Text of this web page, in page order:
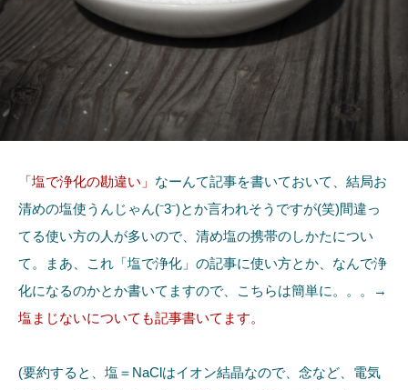
「塩で浄化の勘違い」 なーんて記事を書いておいて、結局お
清めの塩使うんじゃん(⁻3⁻)とか言われそうですが(笑)間違っ
てる使い方の人が多いので、清め塩の携帯のしかたについ
て。まあ、これ「塩で浄化」の記事に使い方とか、なんで浄
化になるのかとか書いてますので、こちらは簡単に。。。→
塩まじないについても記事書いてます。
(要約すると、塩＝NaClはイオン結晶なので、念など、電気